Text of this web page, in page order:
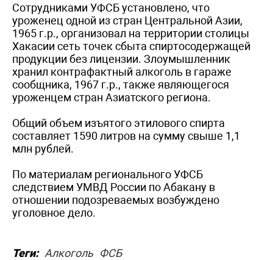
Сотрудниками УФСБ установлено, что
уроженец одной из стран Центральной Азии,
1965 г.р., организовал на территории столицы
Хакасии сеть точек сбыта спиртосодержащей
продукции без лицензии. Злоумышленник
хранил контрафактный алкоголь в гараже
сообщника, 1967 г.р., также являющегося
уроженцем стран Азиатского региона.
Общий объем изъятого этилового спирта
составляет 1590 литров на сумму свыше 1,1
млн рублей.
По материалам регионального УФСБ
следствием УМВД России по Абакану в
отношении подозреваемых возбуждено
уголовное дело.
Теги: Алкоголь ФСБ